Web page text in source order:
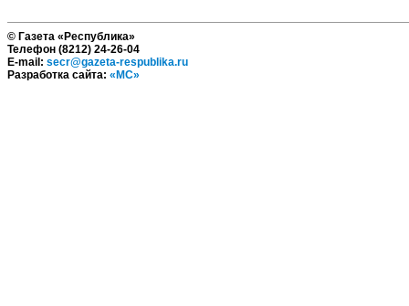
© Газета «Республика»
Телефон (8212) 24-26-04
E-mail: secr@gazeta-respublika.ru
Разработка сайта: «МС»